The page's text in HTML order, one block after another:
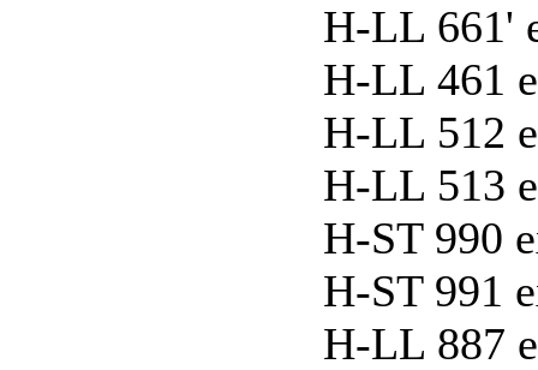
H-LL 661'
H-LL 461
H-LL 512
H-LL 513
H-ST 990
H-ST 991
H-LL 887